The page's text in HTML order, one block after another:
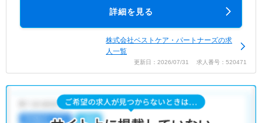
詳細を見る
株式会社ベストケア・パートナーズの求
人一覧
更新日：2026/07/31 求人番号：520471